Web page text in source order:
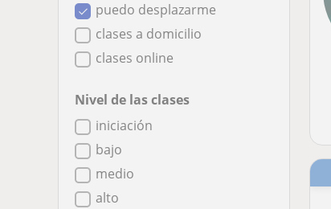
puedo desplazarme
clases a domicilio
clases online
Nivel de las clases
iniciación
bajo
medio
alto